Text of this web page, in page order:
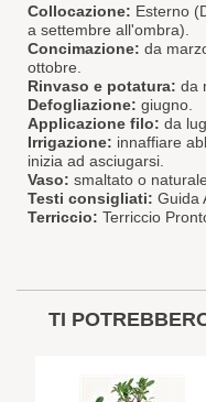
Collocazione: Esterno
a settembre all'ombra).
Concimazione: da
ottobre.
Rinvaso e potatura: da
Defogliazione: giugno.
Applicazione filo: da
Irrigazione: innaffiare
inizia ad asciugarsi.
Vaso: smaltato o naturale.
Testi consigliati: Guida
Terriccio: Terriccio
TI